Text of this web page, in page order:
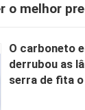
o melhor
O carboneto
derrubou as
serra de fita